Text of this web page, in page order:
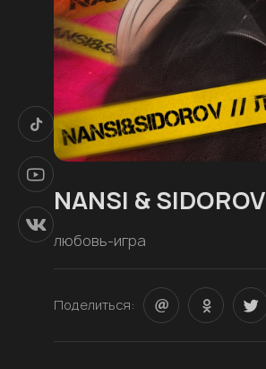
NANSI & SIDOROV
любовь-игра
Поделиться: